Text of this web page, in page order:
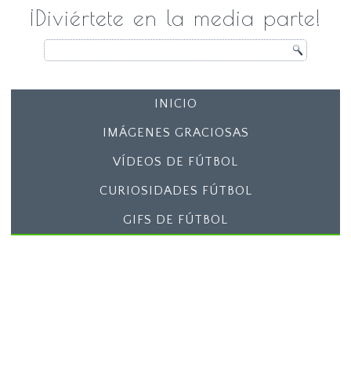
¡Diviértete en la media parte!
INICIO
IMÁGENES GRACIOSAS
VÍDEOS DE FÚTBOL
CURIOSIDADES FÚTBOL
GIFS DE FÚTBOL